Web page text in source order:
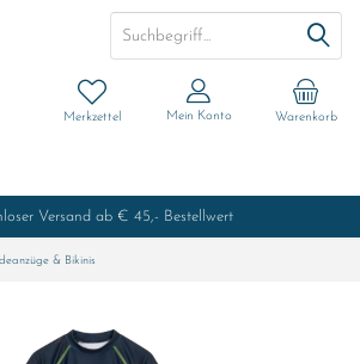
Versand ab € 45,- Bestellwert
Warenkorb
Merkzettel Mein Konto
& Bikinis